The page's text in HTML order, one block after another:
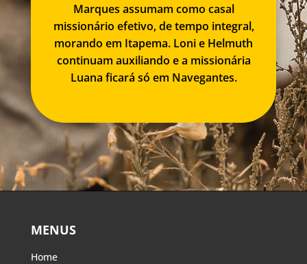
Marques assumam como casal
missionário efetivo, de tempo integral,
morando em Itapema. Loni e Helmuth
continuam auxiliando e a missionária
Luana ficará só em Navegantes.
MENUS
Home